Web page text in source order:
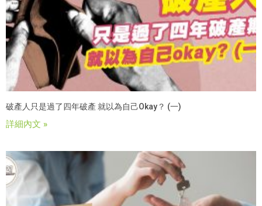
破產人只是過了四年破產 就以為自己okay？ (一)
詳細內文 »